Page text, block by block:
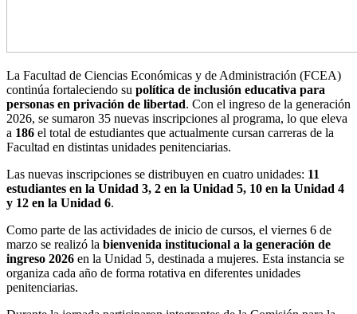
La Facultad de Ciencias Económicas y de Administración (FCEA)
continúa fortaleciendo su política de inclusión educativa para
personas en privación de libertad. Con el ingreso de la generación
2026, se sumaron 35 nuevas inscripciones al programa, lo que eleva
a 186 el total de estudiantes que actualmente cursan carreras de la
Facultad en distintas unidades penitenciarias.
Las nuevas inscripciones se distribuyen en cuatro unidades: 11
estudiantes en la Unidad 3, 2 en la Unidad 5, 10 en la Unidad 4
y 12 en la Unidad 6.
Como parte de las actividades de inicio de cursos, el viernes 6 de
marzo se realizó la bienvenida institucional a la generación de
ingreso 2026 en la Unidad 5, destinada a mujeres. Esta instancia se
organiza cada año de forma rotativa en diferentes unidades
penitenciarias.